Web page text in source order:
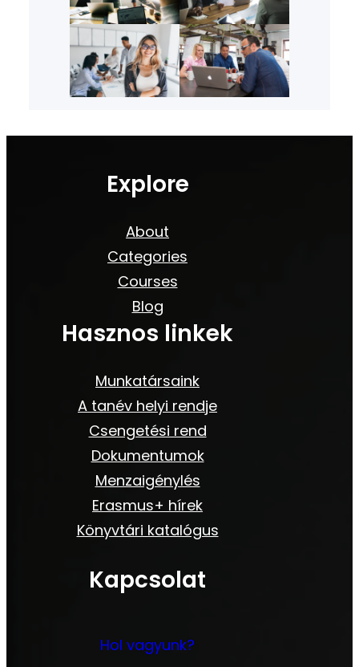
Explore
About
Categories
Courses
Blog
Hasznos linkek
Munkatársaink
A tanév helyi rendje
Csengetési rend
Dokumentumok
Menzaigénylés
Erasmus+ hírek
Könyvtári katalógus
Kapcsolat
Hol vagyunk?